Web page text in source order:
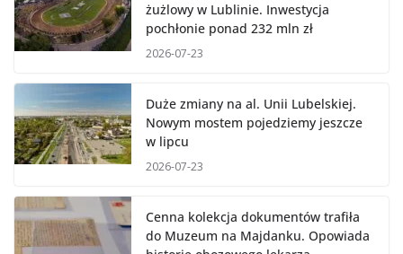
żużlowy w Lublinie. Inwestycja
pochłonie ponad 232 mln zł
2026-07-23
Duże zmiany na al. Unii Lubelskiej.
Nowym mostem pojedziemy jeszcze
w lipcu
2026-07-23
Cenna kolekcja dokumentów trafiła
do Muzeum na Majdanku. Opowiada